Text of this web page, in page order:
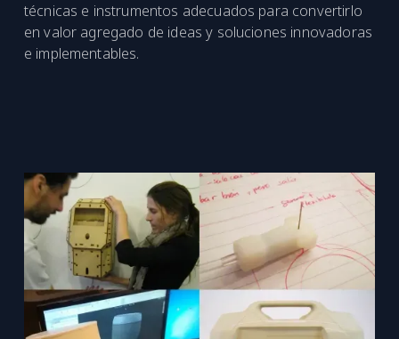
técnicas e instrumentos adecuados para convertirlo
en valor agregado de ideas y soluciones innovadoras
e implementables.